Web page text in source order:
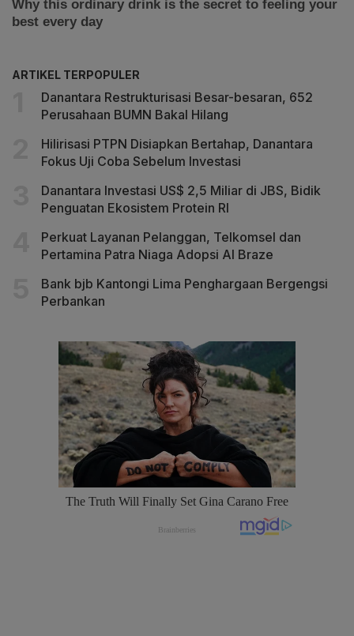
ARTIKEL TERPOPULER
Danantara Restrukturisasi Besar-besaran, 652
Perusahaan BUMN Bakal Hilang
Hilirisasi PTPN Disiapkan Bertahap, Danantara
Fokus Uji Coba Sebelum Investasi
Danantara Investasi US$ 2,5 Miliar di JBS, Bidik
Penguatan Ekosistem Protein RI
Perkuat Layanan Pelanggan, Telkomsel dan
Pertamina Patra Niaga Adopsi AI Braze
Bank bjb Kantongi Lima Penghargaan Bergengsi
Perbankan